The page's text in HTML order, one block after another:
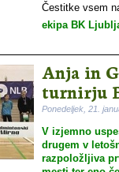
Čestitke vsem
ekipa BK
Anja in
turnirju
Ponedeljek, 21.
V izjemno
drugem v
razpoložljiva